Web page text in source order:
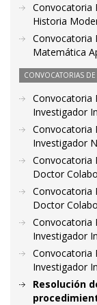
Convocatoria
Historia
Convocatoria
Matemática
CONVOCATORIAS
Convocatoria
Investigador
Convocatoria
Investigador
Convocatoria
Doctor
Convocatoria
Doctor
Convocatoria
Investigador
Convocatoria
Investigador
Resolución